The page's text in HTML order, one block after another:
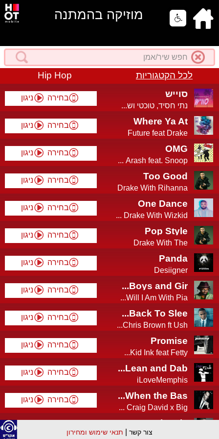
מוזיקה בהמתנה
לכל הקטגוריות
Hip Hop
סוייש
נתי חסיד, טוכטי וש...
בחירה ניגון
Where Ya At
Future feat Drake
בחירה ניגון
OMG
Arash feat. Snoop ...
בחירה ניגון
Too Good
Drake With Rihanna
בחירה ניגון
One Dance
Drake With Wizkid ...
בחירה ניגון
Pop Style
Drake With The
Thr...
בחירה ניגון
Panda
Desiigner
בחירה ניגון
Boys and Gir...
Will I Am With Pia...
בחירה ניגון
Back To Slee...
Chris Brown ft Ush...
בחירה ניגון
Promise
Kid Ink feat Fetty...
בחירה ניגון
Lean and Dab...
iLoveMemphis
בחירה ניגון
When the Bas...
Craig David x Big ...
בחירה ניגון
The Fix
Nelly feat Jeremih
צור קשר תנאי שימוש ומחירון